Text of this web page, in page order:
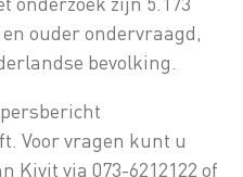
ouder ondervraagd,
bevolking.
Voor vragen kunt u
Kivit via 073-6212122 of